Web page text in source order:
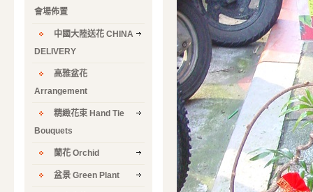
會場佈置
中國大陸送花 CHINA
DELIVERY
高雅盆花
Arrangement
精緻花束 Hand Tie
Bouquets
蘭花 Orchid
盆景 Green Plant